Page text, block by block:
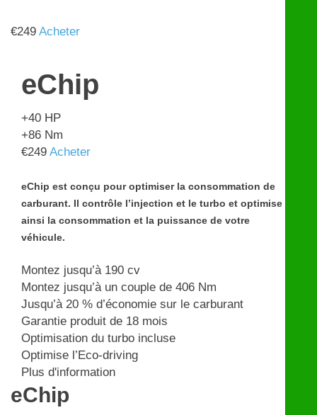
€249 Acheter
eChip
+40 HP
+86 Nm
€249 Acheter
eChip est conçu pour optimiser la consommation de
carburant. Il contrôle l’injection et le turbo et optimise
ainsi la consommation et la puissance de votre
véhicule.
Montez jusqu’à 190 cv
Montez jusqu’à un couple de 406 Nm
Jusqu’à 20 % d’économie sur le carburant
Garantie produit de 18 mois
Optimisation du turbo incluse
Optimise l’Eco-driving
Plus d'information
eChip